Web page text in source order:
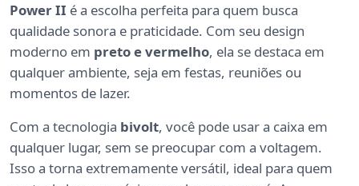
Power II é a escolha perfeita para quem busca
qualidade sonora e praticidade. Com seu design
moderno em preto e vermelho, ela se destaca em
qualquer ambiente, seja em festas, reuniões ou
momentos de lazer.
Com a tecnologia bivolt, você pode usar a caixa em
qualquer lugar, sem se preocupar com a voltagem.
Isso a torna extremamente versátil, ideal para quem